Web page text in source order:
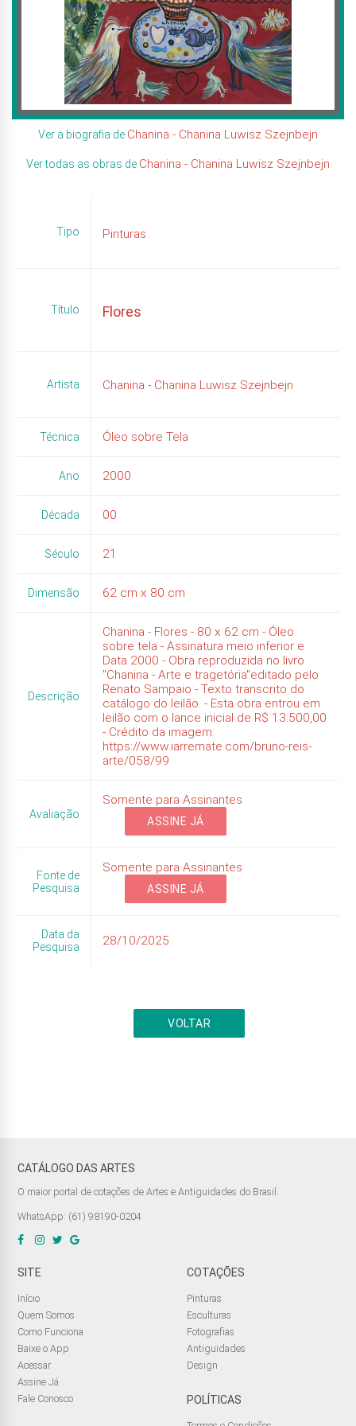
Ver a biografia de Chanina - Chanina Luwisz Szejnbejn
Ver todas as obras de Chanina - Chanina Luwisz Szejnbejn
Tipo Pinturas
Título Flores
Artista Chanina - Chanina Luwisz Szejnbejn
Técnica Óleo sobre Tela
Ano 2000
Década 00
Século 21
Dimensão 62 cm x 80 cm
Descrição
Chanina - Flores - 80 x 62 cm - Óleo
sobre tela - Assinatura meio inferior e
Data 2000 - Obra reproduzida no livro
"Chanina - Arte e tragetória"editado pelo
Renato Sampaio - Texto transcrito do
catálogo do leilão. - Esta obra entrou em
leilão com o lance inicial de R$ 13.500,00
- Crédito da imagem:
https://www.iarremate.com/bruno-reis-
arte/058/99
Avaliação
Somente para Assinantes
ASSINE JÁ
Fonte de
Pesquisa
Somente para Assinantes
ASSINE JÁ
Data da
Pesquisa
28/10/2025
VOLTAR
CATÁLOGO DAS ARTES
O maior portal de cotações de Artes e Antiguidades do Brasil.
WhatsApp: (61) 98190-0204
SITE
Início
Quem Somos
Como Funciona
Baixe o App
Acessar
Assine Já
Fale Conosco
COTAÇÕES
Pinturas
Esculturas
Fotografias
Antiguidades
Design
POLÍTICAS